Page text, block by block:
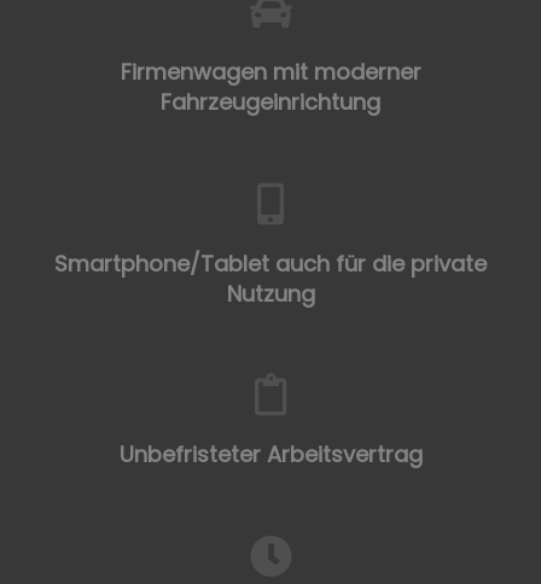
Firmenwagen mit moderner
Fahrzeugeinrichtung
Smartphone/Tablet auch für die private
Nutzung
Unbefristeter Arbeitsvertrag